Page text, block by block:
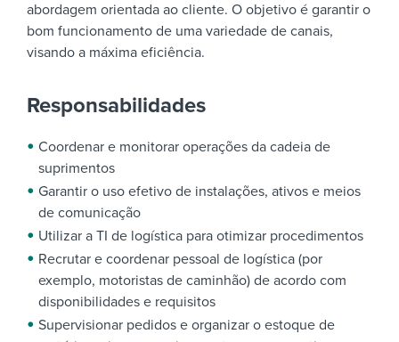
abordagem orientada ao cliente. O objetivo é garantir o
bom funcionamento de uma variedade de canais,
visando a máxima eficiência.
Responsabilidades
Coordenar e monitorar operações da cadeia de
suprimentos
Garantir o uso efetivo de instalações, ativos e meios
de comunicação
Utilizar a TI de logística para otimizar procedimentos
Recrutar e coordenar pessoal de logística (por
exemplo, motoristas de caminhão) de acordo com
disponibilidades e requisitos
Supervisionar pedidos e organizar o estoque de